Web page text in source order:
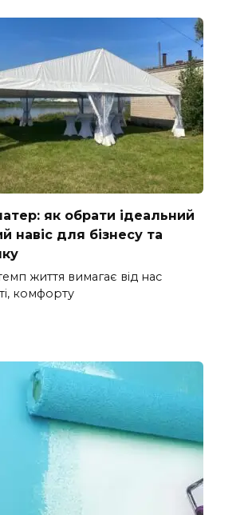
як обрати ідеальний
навіс для бізнесу та
життя вимагає від нас
комфорту